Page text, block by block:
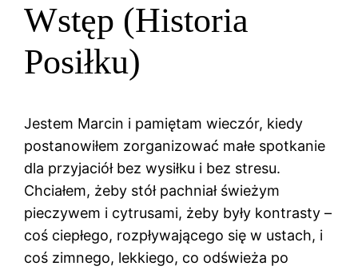
Wstęp (Historia
Posiłku)
Jestem Marcin i pamiętam wieczór, kiedy
postanowiłem zorganizować małe spotkanie
dla przyjaciół bez wysiłku i bez stresu.
Chciałem, żeby stół pachniał świeżym
pieczywem i cytrusami, żeby były kontrasty –
coś ciepłego, rozpływającego się w ustach, i
coś zimnego, lekkiego, co odświeża po